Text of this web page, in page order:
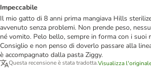
Impeccabile
Il mio gatto di 8 anni prima mangiava Hills
avvenuto senza problemi. Non prende peso,
né vomito. Pelo bello, sempre in forma con i suoi
Consiglio e non penso di doverlo passare alla
è accompagnato dalla pasta Ziggy.
Questa recensione è stata tradotta.Visualizza